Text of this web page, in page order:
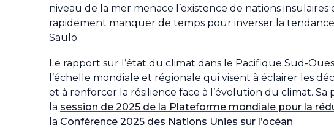
niveau de la mer menace l’existence de nations
rapidement manquer de temps pour inverser la
Saulo.
Le rapport sur l’état du climat dans le Pacifique Sud-
l’échelle mondiale et régionale qui visent à éclairer les
et à renforcer la résilience face à l’évolution du climat.
la session de 2025 de la Plateforme mondiale pour la
la Conférence 2025 des Nations Unies sur l’océan.